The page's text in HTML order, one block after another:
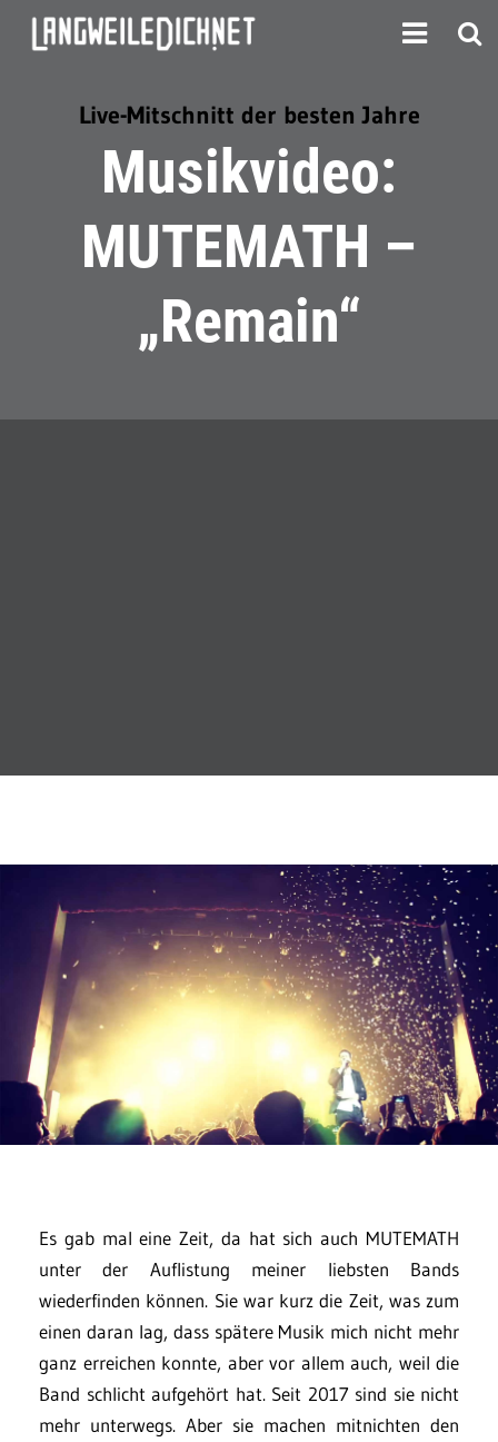
Live-Mitschnitt der besten Jahre
Musikvideo:
MUTEMATH –
„Remain“
Es gab mal eine Zeit, da hat sich auch MUTEMATH
unter der Auflistung meiner liebsten Bands
wiederfinden können. Sie war kurz die Zeit, was zum
einen daran lag, dass spätere Musik mich nicht mehr
ganz erreichen konnte, aber vor allem auch, weil die
Band schlicht aufgehört hat. Seit 2017 sind sie nicht
mehr unterwegs. Aber sie machen mitnichten den